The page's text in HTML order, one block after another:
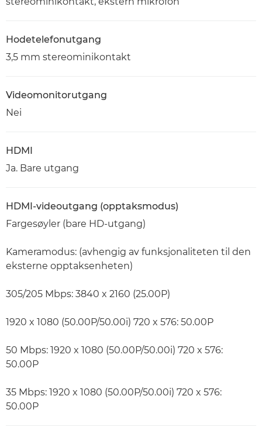
Hodetelefonutgang
3,5 mm stereominikontakt
Videomonitorutgang
Nei
HDMI
Ja. Bare utgang
HDMI-videoutgang (opptaksmodus)
Fargesøyler (bare HD-utgang)
Kameramodus: (avhengig av funksjonaliteten til den
eksterne opptaksenheten)
305/205 Mbps: 3840 x 2160 (25.00P)
1920 x 1080 (50.00P/50.00i) 720 x 576: 50.00P
50 Mbps: 1920 x 1080 (50.00P/50.00i) 720 x 576:
50.00P
35 Mbps: 1920 x 1080 (50.00P/50.00i) 720 x 576:
50.00P